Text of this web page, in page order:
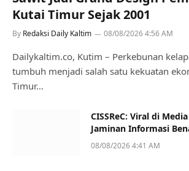
Kutai Timur Sejak 2001
By Redaksi Daily Kaltim 08/08/2026 4:56 AM
Dailykaltim.co, Kutim – Perkebunan
tumbuh menjadi salah satu kekuatan
Timur…
CISSReC: Viral di
Jaminan Informasi
08/08/2026 4:41 AM